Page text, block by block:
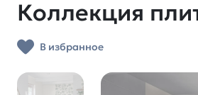
Коллекция
В избранное